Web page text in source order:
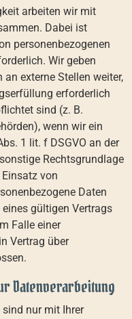
arbeiten wir mit
Dabei ist
personenbezogenen
Wir geben
externe Stellen weiter,
erforderlich
sind (z. B.
wenn wir ein
1 lit. f DSGVO an der
Rechtsgrundlage
von
Daten
gültigen Vertrags
Falle einer
Vertrag über
Datenverarbeitung
nur mit Ihrer